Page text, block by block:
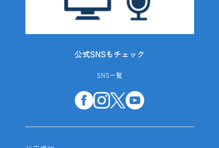
公式SNSもチェック
SNS一覧